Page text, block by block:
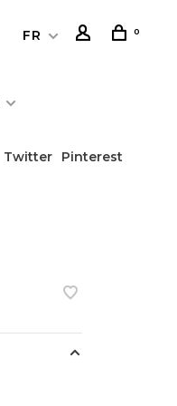
FR 0
Twitter Pinterest